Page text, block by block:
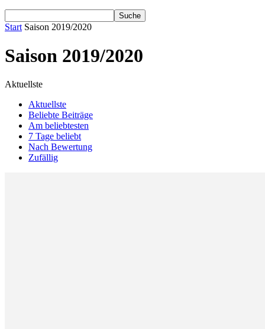
Start Saison 2019/2020
Saison 2019/2020
Aktuellste
Aktuellste
Beliebte Beiträge
Am beliebtesten
7 Tage beliebt
Nach Bewertung
Zufällig